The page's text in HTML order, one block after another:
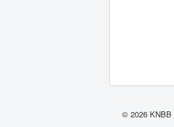
© 2026